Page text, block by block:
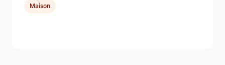
Maison